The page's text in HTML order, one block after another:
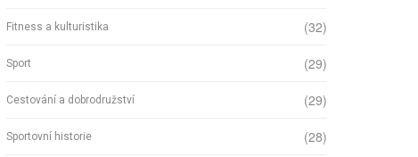
Fitness a kulturistika (32)
Sport (29)
Cestování a dobrodružství (29)
Sportovní historie (28)